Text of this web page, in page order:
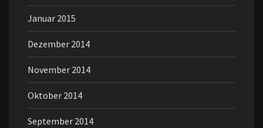
Januar 2015
Dezember 2014
November 2014
Oktober 2014
September 2014